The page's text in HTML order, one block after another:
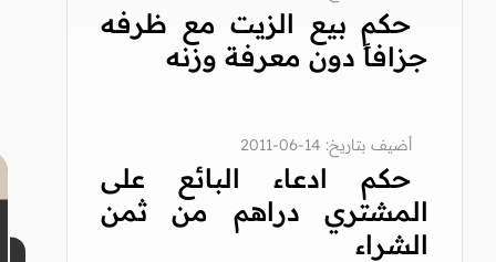
حكم بيع الزيت مع ظرفه
جزافاً دون معرفة وزنه
أضيف بتاريخ: 14-06-2011
حكم ادعاء البائع على
المشتري دراهم من ثمن
الشراء